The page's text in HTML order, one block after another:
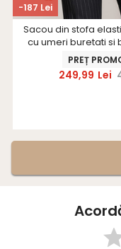
-187 Lei
Sacou din stofa
cu umeri buretati si
PREȚ
249,99 Lei